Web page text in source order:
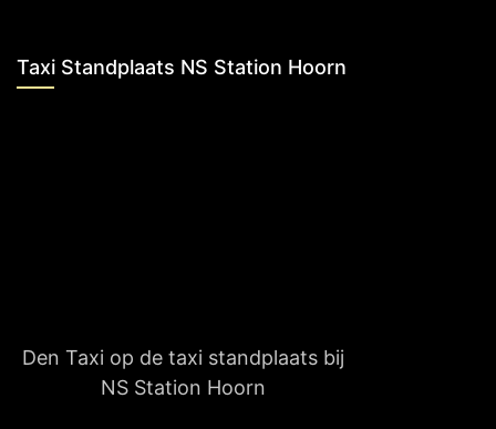
Taxi Standplaats NS Station Hoorn
Den Taxi op de taxi standplaats bij
NS Station Hoorn